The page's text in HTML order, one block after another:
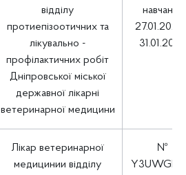
відділу
протиепізоотичних та
лікувально -
профілактичних робіт
Дніпровської міської
державної лікарні
ветеринарної медицини
навчання
27.01.2025
31.01.2025
Лікар ветеринарної
медицинии відділу
№